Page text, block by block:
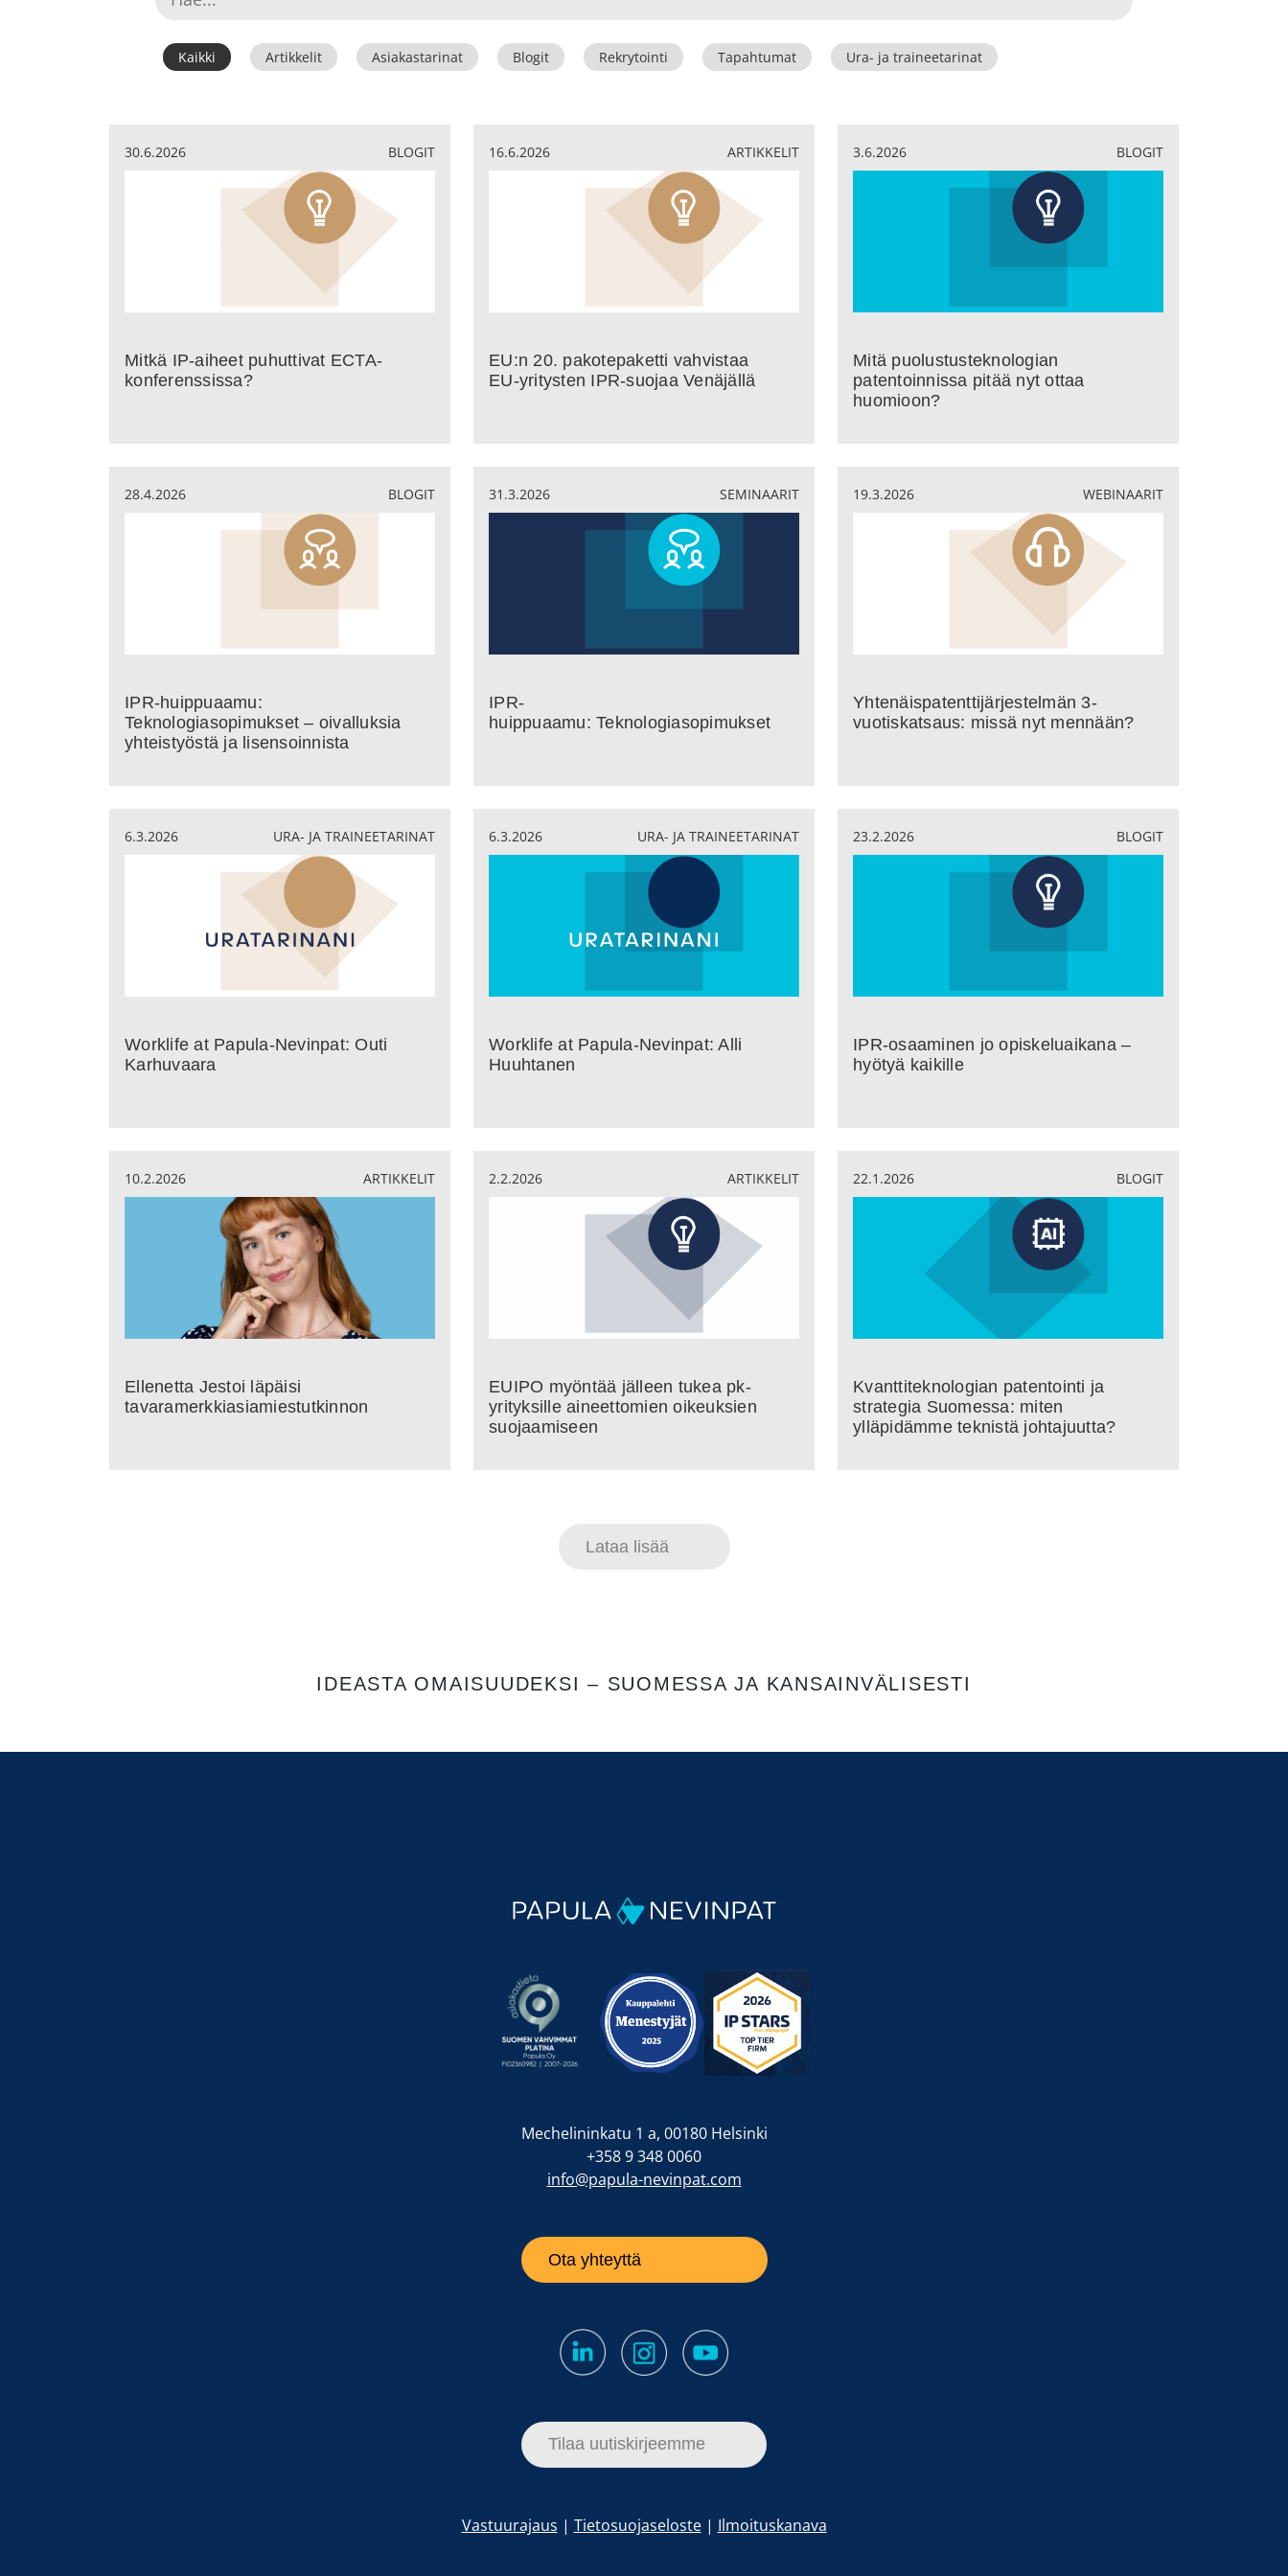
Kaikki Artikkelit Asiakastarinat Blogit Rekrytointi Tapahtumat Ura- ja traineetarinat
30.6.2026 BLOGIT
Mitkä IP-aiheet puhuttivat ECTA-
konferenssissa?
16.6.2026 ARTIKKELIT
EU:n 20. pakotepaketti vahvistaa
EU‑yritysten IPR-suojaa Venäjällä
3.6.2026 BLOGIT
Mitä puolustusteknologian
patentoinnissa pitää nyt ottaa
huomioon?
28.4.2026 BLOGIT
IPR-huippuaamu:
Teknologiasopimukset – oivalluksia
yhteistyöstä ja lisensoinnista
31.3.2026 SEMINAARIT
IPR-
huippuaamu: Teknologiasopimukset
19.3.2026 WEBINAARIT
Yhtenäispatenttijärjestelmän 3-
vuotiskatsaus: missä nyt mennään?
6.3.2026 URA- JA TRAINEETARINAT
Worklife at Papula-Nevinpat: Outi
Karhuvaara
6.3.2026 URA- JA TRAINEETARINAT
Worklife at Papula-Nevinpat: Alli
Huuhtanen
23.2.2026 BLOGIT
IPR-osaaminen jo opiskeluaikana –
hyötyä kaikille
10.2.2026 ARTIKKELIT
Ellenetta Jestoi läpäisi
tavaramerkkiasiamiestutkinnon
2.2.2026 ARTIKKELIT
EUIPO myöntää jälleen tukea pk-
yrityksille aineettomien oikeuksien
suojaamiseen
22.1.2026 BLOGIT
Kvanttiteknologian patentointi ja
strategia Suomessa: miten
ylläpidämme teknistä johtajuutta?
Lataa lisää
IDEASTA OMAISUUDEKSI – SUOMESSA JA KANSAINVÄLISESTI
Mechelininkatu 1 a, 00180 Helsinki
+358 9 348 0060
info@papula-nevinpat.com
Ota yhteyttä
Tilaa uutiskirjeemme
Vastuurajaus | Tietosuojaseloste| Ilmoituskanava